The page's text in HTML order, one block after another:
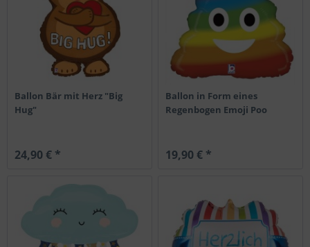
Ballon Bär mit Herz "Big
Hug"
24,90 € *
Ballon in Form eines
Regenbogen Emoji Poo
19,90 € *